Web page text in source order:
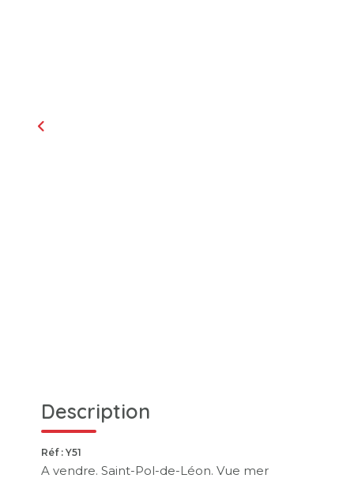
Description
Réf : Y51
A vendre. Saint-Pol-de-Léon. Vue mer